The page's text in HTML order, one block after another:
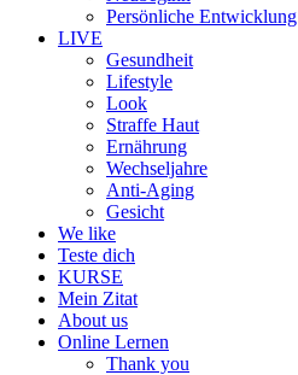
Persönliche Entwicklung
LIVE
Gesundheit
Lifestyle
Look
Straffe Haut
Ernährung
Wechseljahre
Anti-Aging
Gesicht
We like
Teste dich
KURSE
Mein Zitat
About us
Online Lernen
Thank you